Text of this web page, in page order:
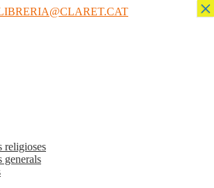
religioses
generals
×